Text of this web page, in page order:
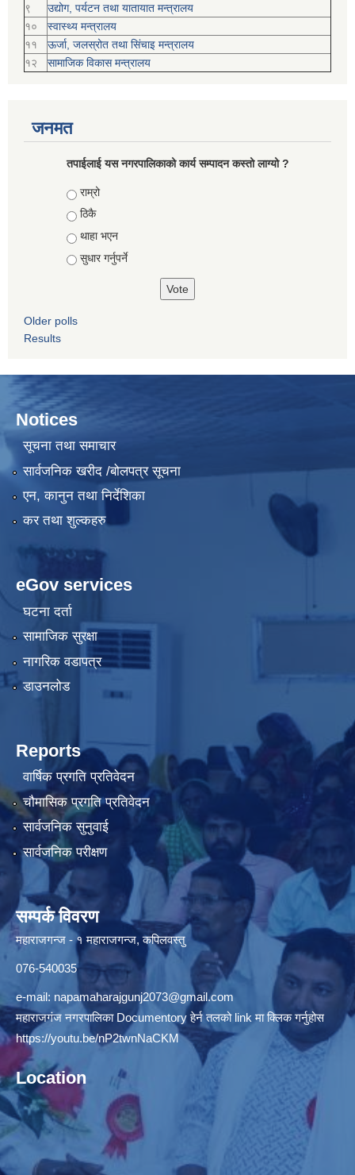
९
उद्योग, पर्यटन तथा यातायात मन्त्रालय
१०
स्वास्थ्य मन्त्रालय
११
ऊर्जा, जलस्रोत तथा सिंचाइ मन्त्रालय
१२
सामाजिक विकास मन्‍‍त्रालय
जनमत
तपाईलाई यस नगरपालिकाको कार्य सम्पादन कस्तो लाग्यो ?
Choices
राम्रो
ठिकै
थाहा भएन
सुधार गर्नुपर्ने
Older polls
Results
Notices
सूचना तथा समाचार
सार्वजनिक खरीद /बोलपत्र सूचना
एन, कानुन तथा निर्देशिका
कर तथा शुल्कहरु
eGov services
घटना दर्ता
सामाजिक सुरक्षा
नागरिक वडापत्र
डाउनलोड
Reports
वार्षिक प्रगति प्रतिवेदन
चौमासिक प्रगति प्रतिवेदन
सार्वजनिक सुनुवाई
सार्वजनिक परीक्षण
सम्पर्क विवरण
महाराजगन्ज - १ महाराजगन्ज, कपिलवस्तु
076-540035
e-mail: napamaharajgunj2073@gmail.com
महाराजगंज नगरपालिका Documentory हेर्न तलको link मा क्लिक गर्नुहोस
https://youtu.be/nP2twnNaCKM
Location